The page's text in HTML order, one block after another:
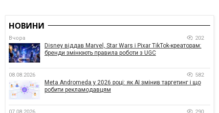
НОВИНИ
Вчора 202
Disney віддав Marvel, Star Wars і Pixar TikTok-креаторам:
бренди змінюють правила роботи з UGC
08.08.2026 582
Meta Andromeda у 2026 році: як AI змінив таргетинг і що
робити рекламодавцям
07.08.2026